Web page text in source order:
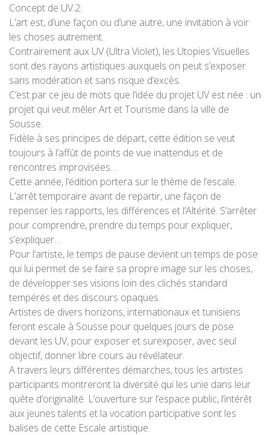
Concept de UV.2:
L’art est, d’une façon ou d’une autre, une invitation à voir
les choses autrement.
Contrairement aux UV (Ultra Violet), les Utopies Visuelles
sont des rayons artistiques auxquels on peut s’exposer
sans modération et sans risque d’excès.
C’est par ce jeu de mots que l’idée du projet UV est née : un
projet qui veut mêler Art et Tourisme dans la ville de
Sousse.
Fidèle à ses principes de départ, cette édition se veut
toujours à l’affût de points de vue inattendus et de
rencontres improvisées…
Cette année, l’édition portera sur le thème de l’escale.
L’arrêt temporaire avant de repartir, une façon de
repenser les rapports, les différences et l’Altérité. S’arrêter
pour comprendre, prendre du temps pour expliquer,
s’expliquer…
Pour l’artiste, le temps de pause devient un temps de pose
qui lui permet de se faire sa propre image sur les choses,
de développer ses visions loin des clichés standard
tempérés et des discours opaques.
Artistes de divers horizons, internationaux et tunisiens
feront escale à Sousse pour quelques jours de pose
devant les UV, pour exposer et surexposer, avec seul
objectif, donner libre cours au révélateur.
A travers leurs différentes démarches, tous les artistes
participants montreront la diversité qui les unie dans leur
quête d’originalité. L’ouverture sur l’espace public, l’intérêt
aux jeunes talents et la vocation participative sont les
balises de cette Escale artistique.